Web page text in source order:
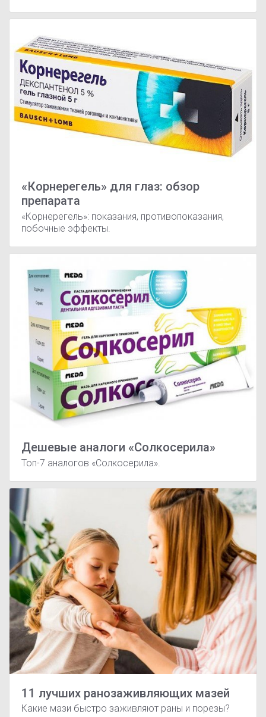
«Корнерегель» для глаз: обзор
препарата
«Корнерегель»: показания, противопоказания,
побочные эффекты.
Дешевые аналоги «Солкосерила»
Топ-7 аналогов «Солкосерила».
11 лучших ранозаживляющих мазей
Какие мази быстро заживляют раны и порезы?